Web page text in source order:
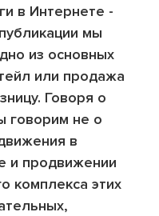
в Интернете -
мы
из основных
или продажа
Говоря о
говорим не о
в
и продвижении
комплекса этих